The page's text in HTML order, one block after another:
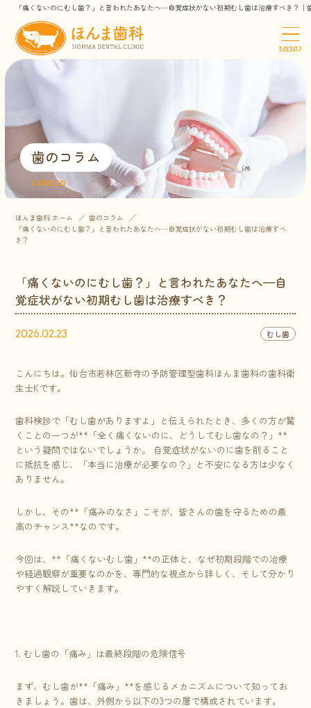
「痛くないのにむし歯？」と言われたあなたへ—自覚症状がない初期むし歯は治療すべき？
MENU
歯のコラム
column
ほんま歯科 ホーム
歯のコラム
「痛くないのにむし歯？」と言われたあなたへ—自覚症状がない初期むし歯は治療すべ
き？
「痛くないのにむし歯？」と言われたあなたへ—自
覚症状がない初期むし歯は治療すべき？
2026.02.23 むし歯
こんにちは。仙台市若林区新寺の予防管理型歯科ほんま歯科の歯科衛
生士Kです。
歯科検診で「むし歯がありますよ」と伝えられたとき、多くの方が驚
くことの一つが**「全く痛くないのに、どうしてむし歯なの？」**
という疑問ではないでしょうか。 自覚症状がないのに歯を削ること
に抵抗を感じ、「本当に治療が必要なの？」と不安になる方は少なく
ありません。
しかし、その**「痛みのなさ」こそが、皆さんの歯を守るための最
高のチャンス**なのです。
今回は、**「痛くないむし歯」**の正体と、なぜ初期段階での治療
や経過観察が重要なのかを、専門的な視点から詳しく、そして分かり
やすく解説していきます。
1. むし歯の「痛み」は最終段階の危険信号
まず、むし歯が**「痛み」**を感じるメカニズムについて知ってお
きましょう。歯は、外側から以下の3つの層で構成されています。